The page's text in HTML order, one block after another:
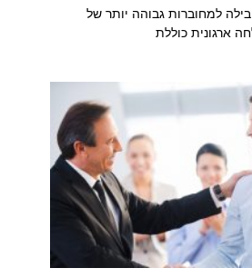
למחוברות גבוהה יותר של
ארגונית כוללת